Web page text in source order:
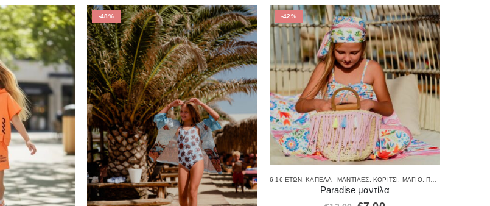
-48% -42%
6-16 ΕΤΏΝ,ΚΑΠΈΛΑ - ΜΑΝΤΊΛΕΣ,ΚΟΡΊΤΣΙ, ΜΑΓΙΌ,ΠΡΟΣΦΟΡΈΣ
Paradise μαντίλα